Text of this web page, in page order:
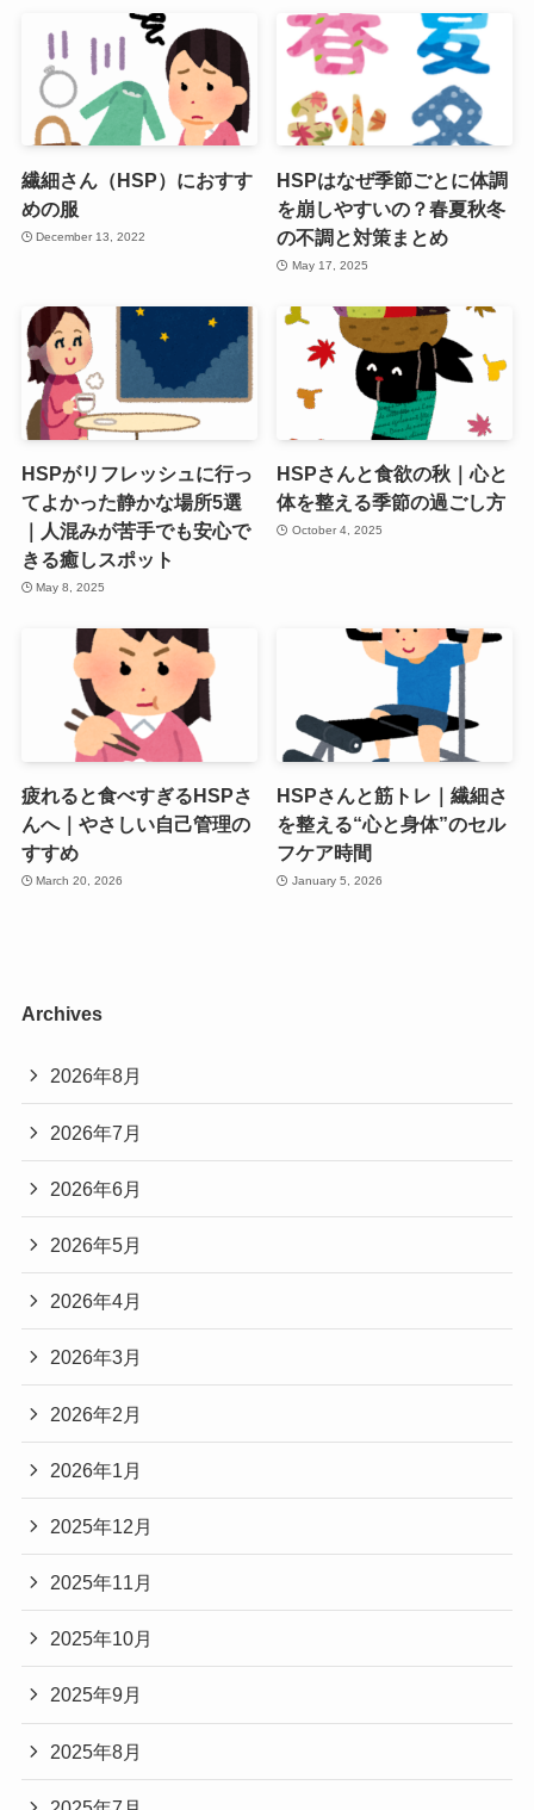
繊細さん（HSP）におすす
めの服
December 13, 2022
HSPはなぜ季節ごとに体調
を崩しやすいの？春夏秋冬
の不調と対策まとめ
May 17, 2025
HSPがリフレッシュに行っ
てよかった静かな場所5選
｜人混みが苦手でも安心で
きる癒しスポット
May 8, 2025
HSPさんと食欲の秋｜心と
体を整える季節の過ごし方
October 4, 2025
疲れると食べすぎるHSPさ
んへ｜やさしい自己管理の
すすめ
March 20, 2026
HSPさんと筋トレ｜繊細さ
を整える“心と身体”のセル
フケア時間
January 5, 2026
Archives
2026年8月
2026年7月
2026年6月
2026年5月
2026年4月
2026年3月
2026年2月
2026年1月
2025年12月
2025年11月
2025年10月
2025年9月
2025年8月